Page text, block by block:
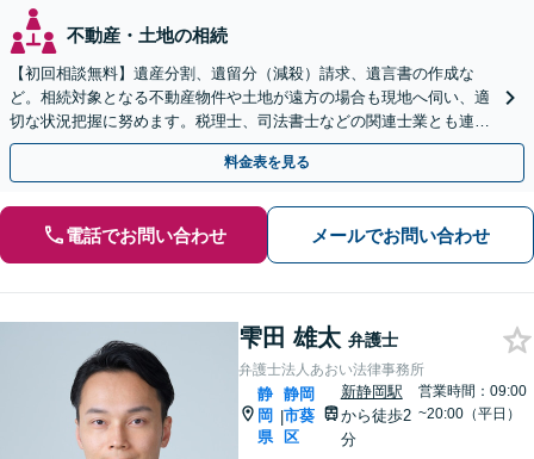
不動産・土地の相続
【初回相談無料】遺産分割、遺留分（減殺）請求、遺言書の作成な
ど。相続対象となる不動産物件や土地が遠方の場合も現地へ伺い、適
切な状況把握に努めます。税理士、司法書士などの関連士業とも連携
しワンストップで対応します【新静岡駅直結】
料金表を見る
電話でお問い合わせ メールでお問い合わせ
雫田 雄太 弁護士
弁護士法人あおい法律事務所
静
岡
県
|
静岡
市葵
区
新静岡駅
から徒歩2
分
営業時間：09:00
~20:00（平日）